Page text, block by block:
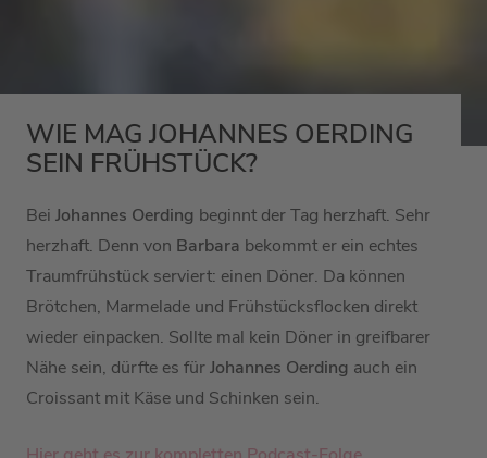
WIE MAG JOHANNES OERDING
SEIN FRÜHSTÜCK?
Bei Johannes Oerding beginnt der Tag herzhaft. Sehr
herzhaft. Denn von Barbara bekommt er ein echtes
Traumfrühstück serviert: einen Döner. Da können
Brötchen, Marmelade und Frühstücksflocken direkt
wieder einpacken. Sollte mal kein Döner in greifbarer
Nähe sein, dürfte es fürJohannes Oerding auch ein
Croissant mit Käse und Schinken sein.